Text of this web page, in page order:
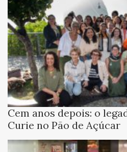
Cem anos depois: o
Curie no Pão de Açúcar